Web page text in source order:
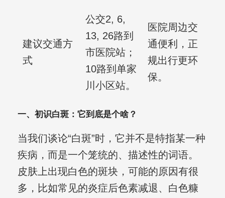
建议交通方
式
公交2, 6,
13, 26路到
市医院站；
10路到单家
川小区站。
医院周边交
通便利，正
规出行更环
保。
一、初识白斑：它到底是个啥？
当我们谈论“白斑”时，它并不是特指某一种
疾病，而是一个笼统的、描述性的词语。
皮肤上出现白色的斑块，可能的原因有很
多，比如常见的炎症后色素减退、白色糠